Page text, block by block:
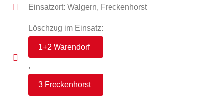
Einsatzort: Walgern, Freckenhorst
Löschzug im Einsatz:
1+2 Warendorf
,
3 Freckenhorst